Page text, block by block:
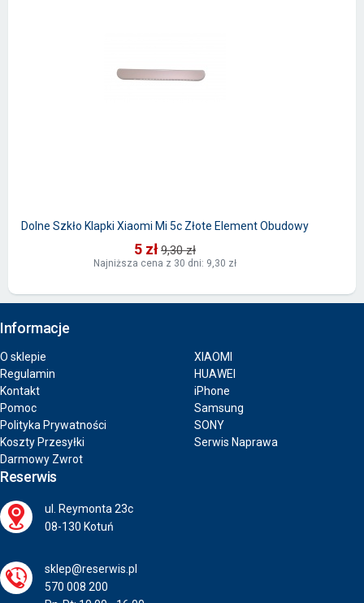
Dolne Szkło Klapki Xiaomi Mi 5c Złote Element Obudowy
5 zł9,30 zł
Najniższa cena z 30 dni: 9,30 zł
Informacje
O sklepie
Regulamin
Kontakt
Pomoc
Polityka Prywatności
Koszty Przesyłki
Darmowy Zwrot
XIAOMI
HUAWEI
iPhone
Samsung
SONY
Serwis Naprawa
Reserwis
ul. Reymonta 23c
08-130 Kotuń
sklep@reserwis.pl
570 008 200